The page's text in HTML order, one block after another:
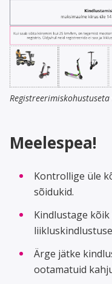
Meelespea!
Kontrollige üle
sõidukid.
Kindlustage kõik
Ärge jätke
ootamatuid